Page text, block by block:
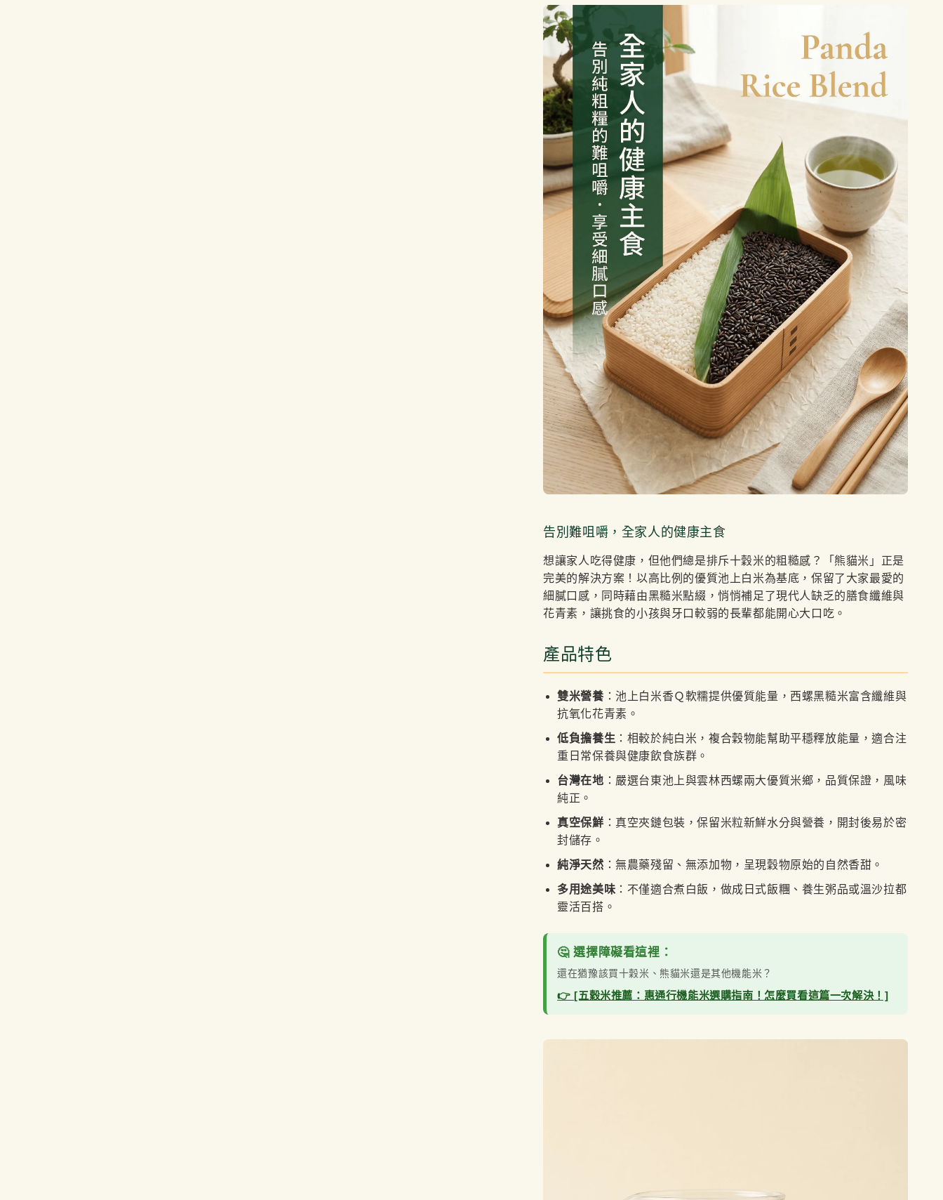
告別難咀嚼，全家人的健康主食
想讓家人吃得健康，但他們總是排斥十穀米的粗糙感？「熊貓米」正是
完美的解決方案！以高比例的優質池上白米為基底，保留了大家最愛的
細膩口感，同時藉由黑糙米點綴，悄悄補足了現代人缺乏的膳食纖維與
花青素，讓挑食的小孩與牙口較弱的長輩都能開心大口吃。
產品特色
雙米營養 ：池上白米香Ｑ軟糯提供優質能量，西螺黑糙米富含纖維與
抗氧化花青素。
低負擔養生 ：相較於純白米，複合穀物能幫助平穩釋放能量，適合注
重日常保養與健康飲食族群。
台灣在地 ：嚴選台東池上與雲林西螺兩大優質米鄉，品質保證，風味
純正。
真空保鮮 ：真空夾鏈包裝，保留米粒新鮮水分與營養，開封後易於密
封儲存。
純淨天然 ：無農藥殘留、無添加物，呈現穀物原始的自然香甜。
多用途美味 ：不僅適合煮白飯，做成日式飯糰、養生粥品或溫沙拉都
靈活百搭。
🤔 選擇障礙看這裡：
還在猶豫該買十穀米、熊貓米還是其他機能米？
👉 [五穀米推薦：惠通行機能米選購指南！怎麼買看這篇一次解決！]